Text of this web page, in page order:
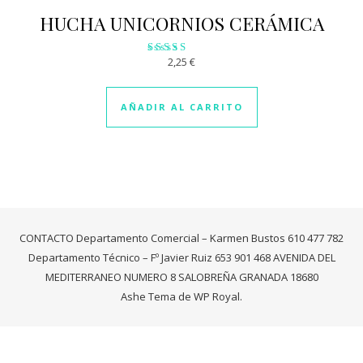
HUCHA UNICORNIOS CERÁMICA
Valorado
3.01
de 5
2,25 €
AÑADIR AL CARRITO
CONTACTO Departamento Comercial – Karmen Bustos 610 477 782
Departamento Técnico – Fº Javier Ruiz 653 901 468 AVENIDA DEL
MEDITERRANEO NUMERO 8 SALOBREÑA GRANADA 18680
Ashe Tema de WP Royal.